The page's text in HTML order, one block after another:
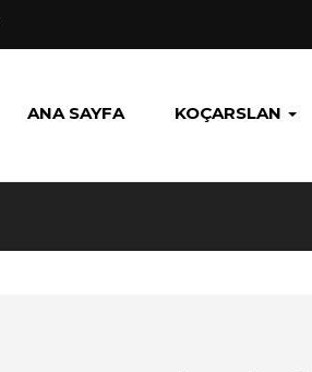
ANA SAYFA KOÇARSLAN